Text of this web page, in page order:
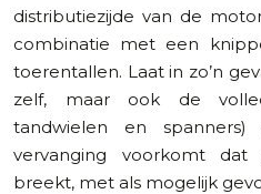
distributiezijde van de
combinatie met een
toerentallen. Laat in zo’n
zelf, maar ook de
tandwielen en
vervanging voorkomt
breekt, met als mogelijk